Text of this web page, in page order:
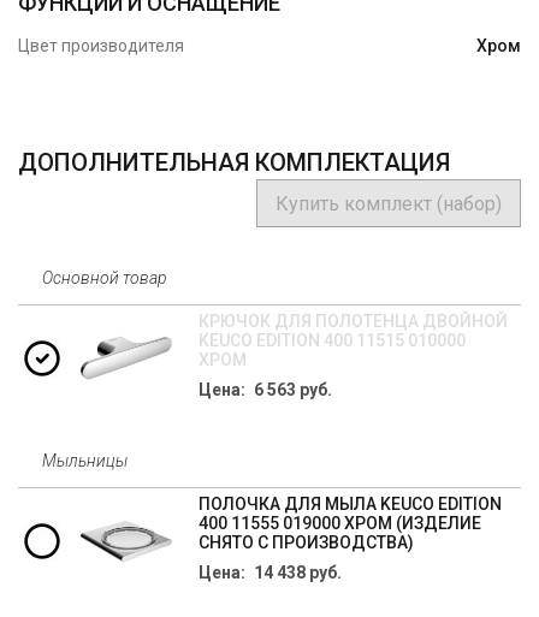
Цвет производителя Хром
ДОПОЛНИТЕЛЬНАЯ КОМПЛЕКТАЦИЯ
Купить комплект (набор)
Основной товар
КРЮЧОК ДЛЯ ПОЛОТЕНЦА ДВОЙНОЙ
KEUCO EDITION 400 11515 010000
ХРОМ
Цена: 6 563 руб.
Мыльницы
ПОЛОЧКА ДЛЯ МЫЛА KEUCO EDITION
400 11555 019000 ХРОМ (ИЗДЕЛИЕ
СНЯТО С ПРОИЗВОДСТВА)
Цена: 14 438 руб.